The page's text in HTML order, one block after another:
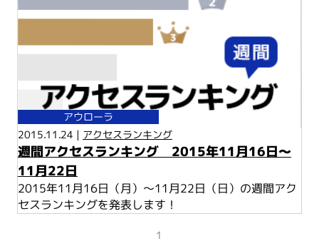
アウローラ
2015.11.24 | アクセスランキング
週間アクセスランキング 2015年11月16日～
11月22日
2015年11月16日（月）～11月22日（日）の週間アク
セスランキングを発表します！
1